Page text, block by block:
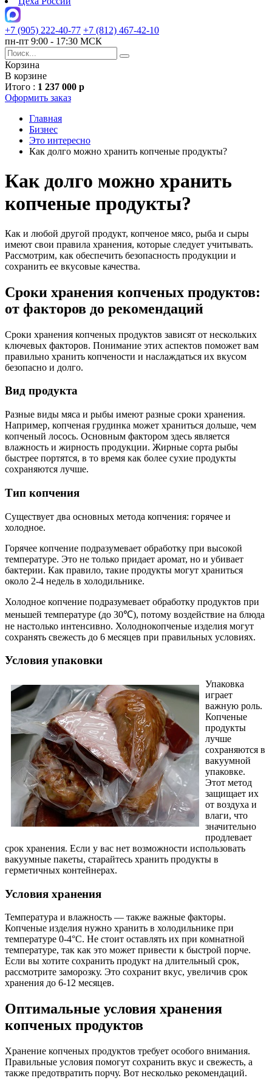
+7 (905) 222-40-77 +7 (812) 467-42-10
пн-пт 9:00 - 17:30 МСК
Корзина
В корзине
Итого : 1 237 000 р
Оформить заказ
Главная
Бизнес
Это интересно
Как долго можно хранить копченые продукты?
Как долго можно хранить
копченые продукты?
Как и любой другой продукт, копченое мясо, рыба и сыры
имеют свои правила хранения, которые следует учитывать.
Рассмотрим, как обеспечить безопасность продукции и
сохранить ее вкусовые качества.
Сроки хранения копченых продуктов:
от факторов до рекомендаций
Сроки хранения копченых продуктов зависят от нескольких
ключевых факторов. Понимание этих аспектов поможет вам
правильно хранить копчености и наслаждаться их вкусом
безопасно и долго.
Вид продукта
Разные виды мяса и рыбы имеют разные сроки хранения.
Например, копченая грудинка может храниться дольше, чем
копченый лосось. Основным фактором здесь является
влажность и жирность продукции. Жирные сорта рыбы
быстрее портятся, в то время как более сухие продукты
сохраняются лучше.
Тип копчения
Существует два основных метода копчения: горячее и
холодное.
Горячее копчение подразумевает обработку при высокой
температуре. Это не только придает аромат, но и убивает
бактерии. Как правило, такие продукты могут храниться
около 2-4 недель в холодильнике.
Холодное копчение подразумевает обработку продуктов при
меньшей температуре (до 30℃), потому воздействие на блюда
не настолько интенсивно. Холоднокопченые изделия могут
сохранять свежесть до 6 месяцев при правильных условиях.
Условия упаковки
Упаковка
играет
важную роль.
Копченые
продукты
лучше
сохраняются в
вакуумной
упаковке.
Этот метод
защищает их
от воздуха и
влаги, что
значительно
продлевает
срок хранения. Если у вас нет возможности использовать
вакуумные пакеты, старайтесь хранить продукты в
герметичных контейнерах.
Условия хранения
Температура и влажность — также важные факторы.
Копченые изделия нужно хранить в холодильнике при
температуре 0-4°C. Не стоит оставлять их при комнатной
температуре, так как это может привести к быстрой порче.
Если вы хотите сохранить продукт на длительный срок,
рассмотрите заморозку. Это сохранит вкус, увеличив срок
хранения до 6-12 месяцев.
Оптимальные условия хранения
копченых продуктов
Хранение копченых продуктов требует особого внимания.
Правильные условия помогут сохранить вкус и свежесть, а
также предотвратить порчу. Вот несколько рекомендаций.